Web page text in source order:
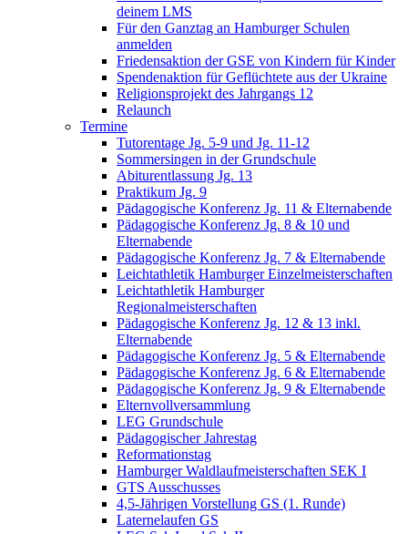
deinem LMS
Für den Ganztag an Hamburger Schulen
anmelden
Friedensaktion der GSE von Kindern für Kinder
Spendenaktion für Geflüchtete aus der Ukraine
Religionsprojekt des Jahrgangs 12
Relaunch
Termine
Tutorentage Jg. 5-9 und Jg. 11-12
Sommersingen in der Grundschule
Abiturentlassung Jg. 13
Praktikum Jg. 9
Pädagogische Konferenz Jg. 11 & Elternabende
Pädagogische Konferenz Jg. 8 & 10 und
Elternabende
Pädagogische Konferenz Jg. 7 & Elternabende
Leichtathletik Hamburger Einzelmeisterschaften
Leichtathletik Hamburger
Regionalmeisterschaften
Pädagogische Konferenz Jg. 12 & 13 inkl.
Elternabende
Pädagogische Konferenz Jg. 5 & Elternabende
Pädagogische Konferenz Jg. 6 & Elternabende
Pädagogische Konferenz Jg. 9 & Elternabende
Elternvollversammlung
LEG Grundschule
Pädagogischer Jahrestag
Reformationstag
Hamburger Waldlaufmeisterschaften SEK I
GTS Ausschusses
4,5-Jährigen Vorstellung GS (1. Runde)
Laternelaufen GS